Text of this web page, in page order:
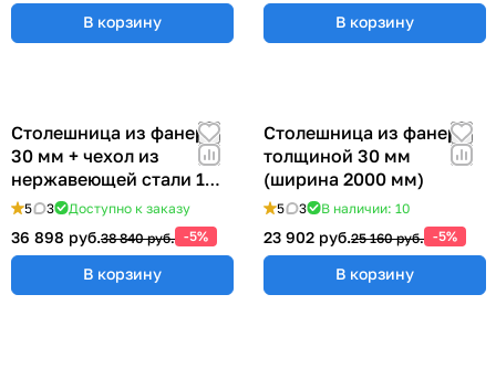
В корзину В корзину
Столешница из фанеры
30 мм + чехол из
нержавеющей стали 1
мм (ширина 2000 мм)
5 3 Доступно к заказу
36 898 руб.38 840 руб. -5%
В корзину
Столешница из фанеры
толщиной 30 мм
(ширина 2000 мм)
5 3 В наличии: 10
23 902 руб.25 160 руб. -5%
В корзину